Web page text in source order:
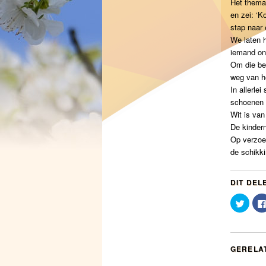
en zei:
stap naar
We laten
iemand
Om die
weg van
In allerlei
Wit is
De
Op
de
DIT
Klik
om
in